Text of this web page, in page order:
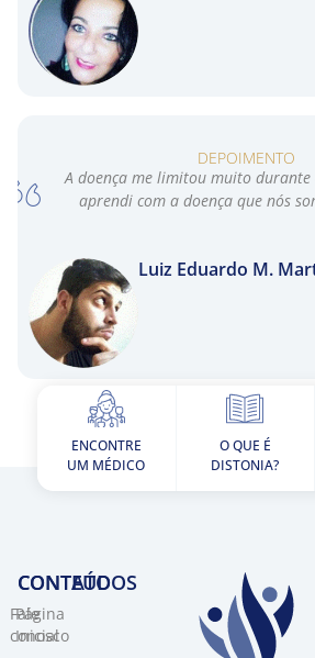
DEPOIMENTO
A doença me limitou muito
aprendi com a doença que nós
Luiz Eduardo M.
ENCONTRE
UM MÉDICO
O QUE É
DISTONIA?
CONTEÚDOS
Página
Inicial
CONTATO​
Fale
conosco